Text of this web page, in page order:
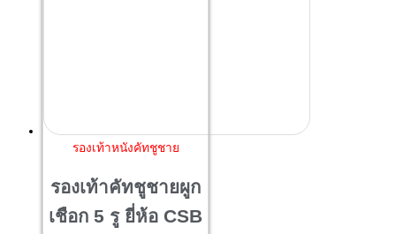
รองเท้าหนังคัทชูชาย
รองเท้าคัทชูชายผูก
เชือก 5 รู ยี่ห้อ CSB